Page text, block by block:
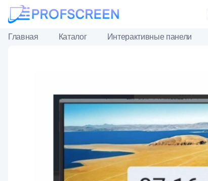
Главная Каталог Интерактивные панели